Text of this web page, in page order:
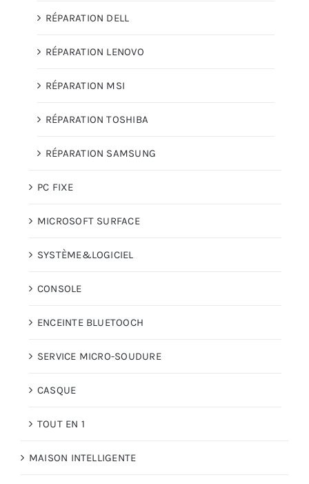
RÉPARATION DELL
RÉPARATION LENOVO
RÉPARATION MSI
RÉPARATION TOSHIBA
RÉPARATION SAMSUNG
PC FIXE
MICROSOFT SURFACE
SYSTÈME&LOGICIEL
CONSOLE
ENCEINTE BLUETOOCH
SERVICE MICRO-SOUDURE
CASQUE
TOUT EN 1
MAISON INTELLIGENTE